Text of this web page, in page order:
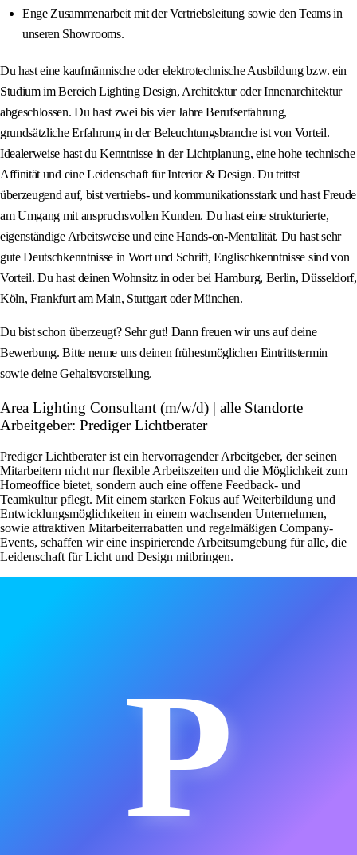
Enge Zusammenarbeit mit der Vertriebsleitung sowie den Teams in
unseren Showrooms.
Du hast eine kaufmännische oder elektrotechnische Ausbildung bzw. ein
Studium im Bereich Lighting Design, Architektur oder Innenarchitektur
abgeschlossen. Du hast zwei bis vier Jahre Berufserfahrung,
grundsätzliche Erfahrung in der Beleuchtungsbranche ist von Vorteil.
Idealerweise hast du Kenntnisse in der Lichtplanung, eine hohe technische
Affinität und eine Leidenschaft für Interior & Design. Du trittst
überzeugend auf, bist vertriebs- und kommunikationsstark und hast Freude
am Umgang mit anspruchsvollen Kunden. Du hast eine strukturierte,
eigenständige Arbeitsweise und eine Hands-on-Mentalität. Du hast sehr
gute Deutschkenntnisse in Wort und Schrift, Englischkenntnisse sind von
Vorteil. Du hast deinen Wohnsitz in oder bei Hamburg, Berlin, Düsseldorf,
Köln, Frankfurt am Main, Stuttgart oder München.
Du bist schon überzeugt? Sehr gut! Dann freuen wir uns auf deine
Bewerbung. Bitte nenne uns deinen frühestmöglichen Eintrittstermin
sowie deine Gehaltsvorstellung.
Area Lighting Consultant (m/w/d) | alle Standorte
Arbeitgeber: Prediger Lichtberater
Prediger Lichtberater ist ein hervorragender Arbeitgeber, der seinen
Mitarbeitern nicht nur flexible Arbeitszeiten und die Möglichkeit zum
Homeoffice bietet, sondern auch eine offene Feedback- und
Teamkultur pflegt. Mit einem starken Fokus auf Weiterbildung und
Entwicklungsmöglichkeiten in einem wachsenden Unternehmen,
sowie attraktiven Mitarbeiterrabatten und regelmäßigen Company-
Events, schaffen wir eine inspirierende Arbeitsumgebung für alle, die
Leidenschaft für Licht und Design mitbringen.
P